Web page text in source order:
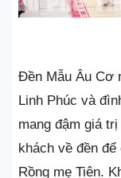
Đền Mẫu Âu Cơ
Linh Phúc và
mang đậm giá
khách về đền
Rồng mẹ Tiên.